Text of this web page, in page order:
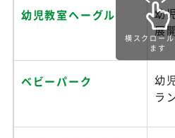
幼児教室ヘーグル
幼
展
ベビーパーク
幼
ラ
横スクロール
ます